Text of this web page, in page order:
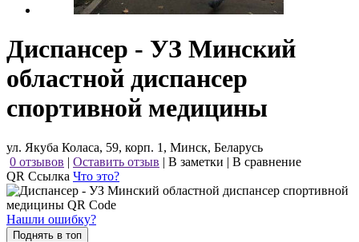
Диспансер - УЗ Минский
областной диспансер
спортивной медицины
ул. Якуба Коласа, 59, корп. 1, Минск, Беларусь
0 отзывов | Оставить отзыв | В заметки | В сравнение
QR Ссылка Что это?
Нашли ошибку?
Поднять в топ